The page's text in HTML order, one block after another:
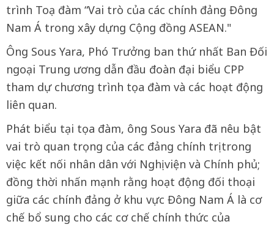
trình Toạ đàm “Vai trò của các chính đảng Đông
Nam Á trong xây dựng Cộng đồng ASEAN."
Ông Sous Yara, Phó Trưởng ban thứ nhất Ban Đối
ngoại Trung ương dẫn đầu đoàn đại biểu CPP
tham dự chương trình tọa đàm và các hoạt động
liên quan.
Phát biểu tại tọa đàm, ông Sous Yara đã nêu bật
vai trò quan trọng của các đảng chính trị trong
việc kết nối nhân dân với Nghị viện và Chính phủ;
đồng thời nhấn mạnh rằng hoạt động đối thoại
giữa các chính đảng ở khu vực Đông Nam Á là cơ
chế bổ sung cho các cơ chế chính thức của